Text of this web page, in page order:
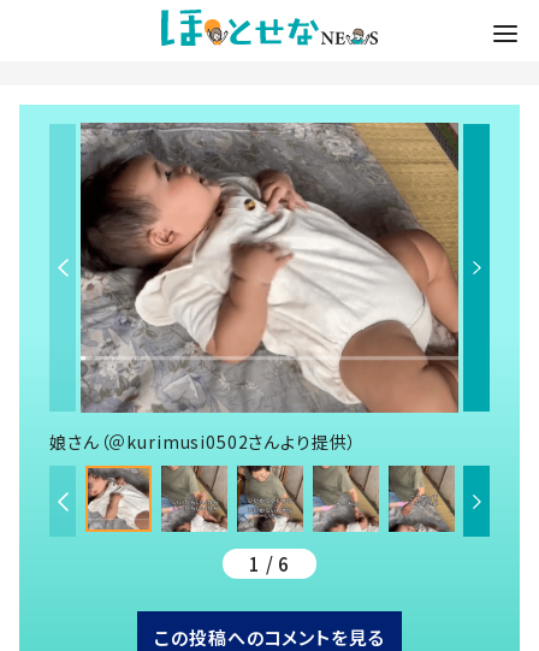
娘さん（＠kurimusi0502さんより提供）
1 / 6
この投稿へのコメントを見る